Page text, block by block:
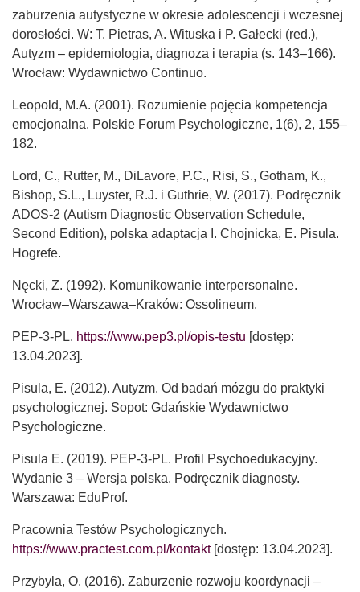
zaburzenia autystyczne w okresie adolescencji i wczesnej
dorosłości. W: T. Pietras, A. Wituska i P. Gałecki (red.),
Autyzm – epidemiologia, diagnoza i terapia (s. 143–166).
Wrocław: Wydawnictwo Continuo.
Leopold, M.A. (2001). Rozumienie pojęcia kompetencja
emocjonalna. Polskie Forum Psychologiczne, 1(6), 2, 155–
182.
Lord, C., Rutter, M., DiLavore, P.C., Risi, S., Gotham, K.,
Bishop, S.L., Luyster, R.J. i Guthrie, W. (2017). Podręcznik
ADOS-2 (Autism Diagnostic Observation Schedule,
Second Edition), polska adaptacja I. Chojnicka, E. Pisula.
Hogrefe.
Nęcki, Z. (1992). Komunikowanie interpersonalne.
Wrocław–Warszawa–Kraków: Ossolineum.
PEP-3-PL. https://www.pep3.pl/opis-testu [dostęp:
13.04.2023].
Pisula, E. (2012). Autyzm. Od badań mózgu do praktyki
psychologicznej. Sopot: Gdańskie Wydawnictwo
Psychologiczne.
Pisula E. (2019). PEP-3-PL. Profil Psychoedukacyjny.
Wydanie 3 – Wersja polska. Podręcznik diagnosty.
Warszawa: EduProf.
Pracownia Testów Psychologicznych.
https://www.practest.com.pl/kontakt[dostęp: 13.04.2023].
Przybyla, O. (2016). Zaburzenie rozwoju koordynacji –